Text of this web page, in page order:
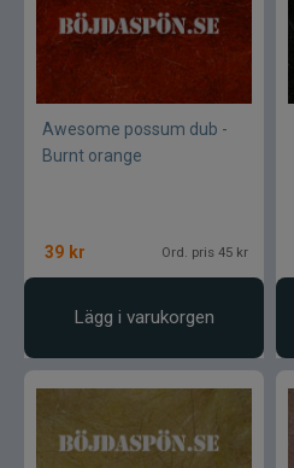
Awesome possum dub -
Burnt orange
39 kr Ord. pris 45 kr
Lägg i varukorgen